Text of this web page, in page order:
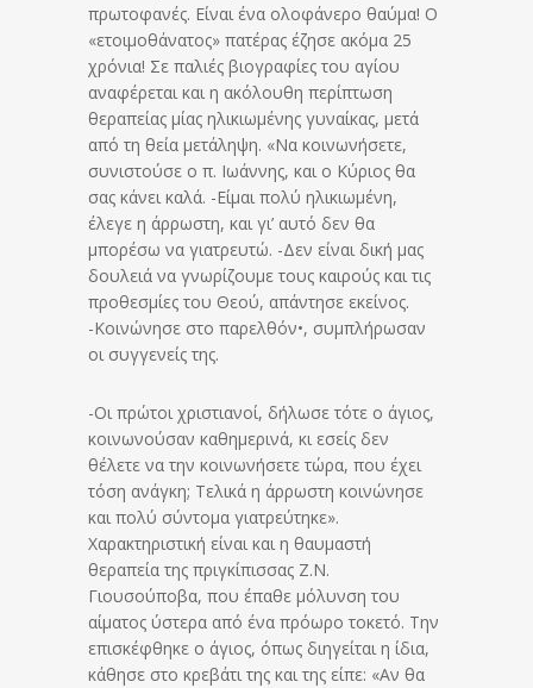
πρωτοφανές. Είναι ένα ολοφάνερο θαύμα! Ο
«ετοιμοθάνατος» πατέρας έζησε ακόμα 25
χρόνια! Σε παλιές βιογραφίες του αγίου
αναφέρεται και η ακόλουθη περίπτωση
θεραπείας μίας ηλικιωμένης γυναίκας, μετά
από τη θεία μετάληψη. «Να κοινωνήσετε,
συνιστούσε ο π. Ιωάννης, και ο Κύριος θα
σας κάνει καλά. -Είμαι πολύ ηλικιωμένη,
έλεγε η άρρωστη, και γι’ αυτό δεν θα
μπορέσω να γιατρευτώ. -Δεν είναι δική μας
δουλειά να γνωρίζουμε τους καιρούς και τις
προθεσμίες του Θεού, απάντησε εκείνος.
-Κοινώνησε στο παρελθόν•, συμπλήρωσαν
οι συγγενείς της.
-Οι πρώτοι χριστιανοί, δήλωσε τότε ο άγιος,
κοινωνούσαν καθημερινά, κι εσείς δεν
θέλετε να την κοινωνήσετε τώρα, που έχει
τόση ανάγκη; Τελικά η άρρωστη κοινώνησε
και πολύ σύντομα γιατρεύτηκε».
Χαρακτηριστική είναι και η θαυμαστή
θεραπεία της πριγκίπισσας Ζ.Ν.
Γιουσούποβα, που έπαθε μόλυνση του
αίματος ύστερα από ένα πρόωρο τοκετό. Την
επισκέφθηκε ο άγιος, όπως διηγείται η ίδια,
κάθησε στο κρεβάτι της και της είπε: «Αν θα